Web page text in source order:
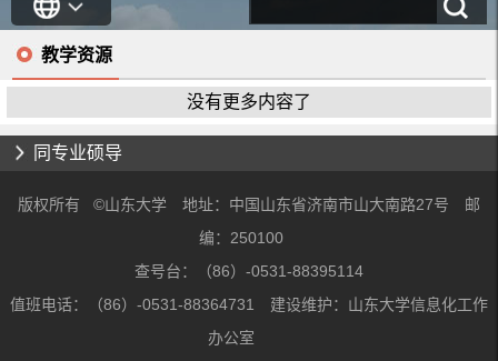
教学资源
没有更多内容了
同专业硕导
版权所有 ©山东大学 地址：中国山东省济南市山大南路27号 邮
编：250100
查号台：（86）-0531-88395114
值班电话：（86）-0531-88364731 建设维护：山东大学信息化工作
办公室